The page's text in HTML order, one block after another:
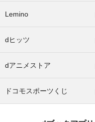
Lemino
dヒッツ
dアニメストア
ドコモスポーツくじ